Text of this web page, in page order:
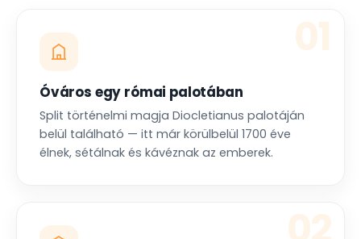
Óváros egy római palotában
Split történelmi magja Diocletianus palotáján
belül található — itt már körülbelül 1700 éve
élnek, sétálnak és kávéznak az emberek.